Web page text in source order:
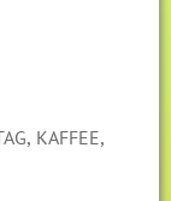
, KAFFEE,